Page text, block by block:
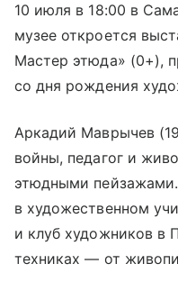
10 июля в 18:00 в
музее откроется
Мастер этюда» (0+),
со дня рождения
Аркадий Маврычев
войны, педагог и
этюдными
в художественном
и клуб художников в
техниках — от